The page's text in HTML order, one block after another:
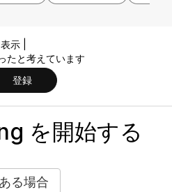
示 |
たと考えています
登録
を開始する
る場合